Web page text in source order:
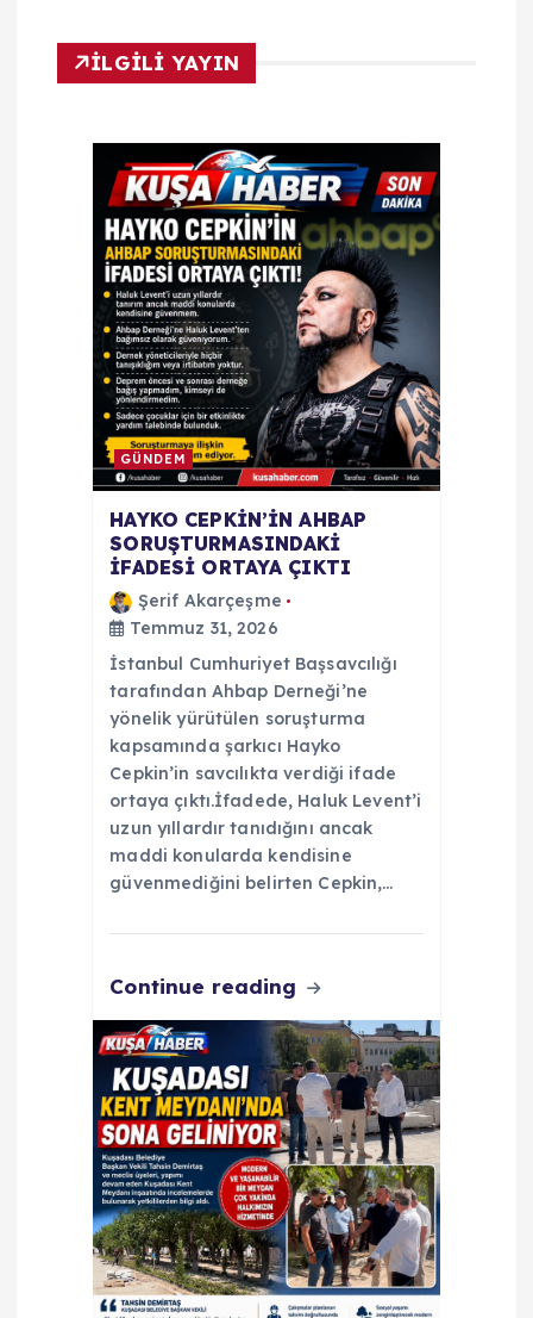
n
İLGİLİ YAYIN
GÜNDEM
HAYKO CEPKİN’İN AHBAP
SORUŞTURMASINDAKİ
İFADESİ ORTAYA ÇIKTI
Şerif Akarçeşme
Temmuz 31, 2026
İstanbul Cumhuriyet Başsavcılığı
tarafından Ahbap Derneği’ne
yönelik yürütülen soruşturma
kapsamında şarkıcı Hayko
Cepkin’in savcılıkta verdiği ifade
ortaya çıktı.İfadede, Haluk Levent’i
uzun yıllardır tanıdığını ancak
maddi konularda kendisine
güvenmediğini belirten Cepkin,…
Continue reading